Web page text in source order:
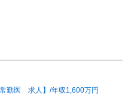
勤医 求人】/年収1,600万円